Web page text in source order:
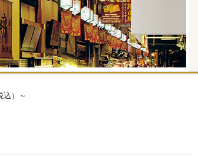
込）～